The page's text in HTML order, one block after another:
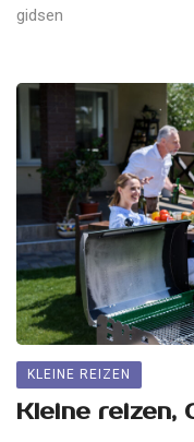
gidsen
KLEINE REIZEN
Kleine reizen,